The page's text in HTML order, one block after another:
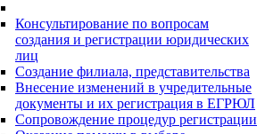
Консультирование по вопросам
создания и регистрации юридических
лиц
Создание филиала, представительства
Внесение изменений в учредительные
документы и их регистрация в ЕГРЮЛ
Сопровождение процедур регистрации